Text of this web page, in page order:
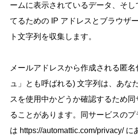
ームに表示されているデータ、そ
てるための IP アドレスとブラウザ
ト文字列を収集します。
メールアドレスから作成される匿
ュ」とも呼ばれる) 文字列は、あな
スを使用中かどうか確認するため
ることがあります。同サービスの
は https://automattic.com/privacy/ に